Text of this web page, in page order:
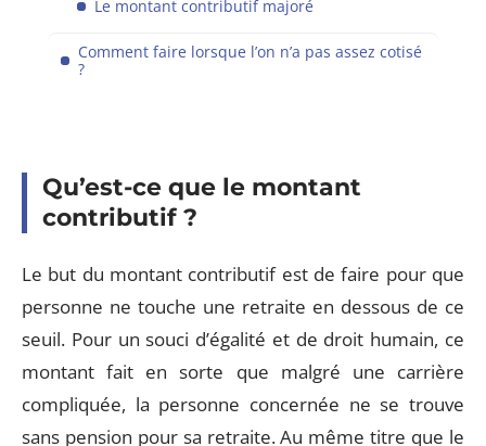
Le montant contributif majoré
Comment faire lorsque l’on n’a pas assez cotisé
?
Qu’est-ce que le montant
contributif ?
Le but du montant contributif est de faire pour que
personne ne touche une retraite en dessous de ce
seuil. Pour un souci d’égalité et de droit humain, ce
montant fait en sorte que malgré une carrière
compliquée, la personne concernée ne se trouve
sans pension pour sa retraite. Au même titre que le